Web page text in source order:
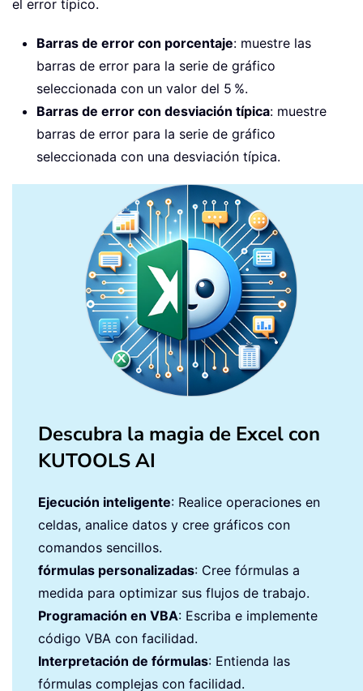
el error típico.
Barras de error con porcentaje: muestre las
barras de error para la serie de gráfico
seleccionada con un valor del 5 %.
Barras de error con desviación típica: muestre
barras de error para la serie de gráfico
seleccionada con una desviación típica.
Descubra la magia de Excel con
KUTOOLS AI
Ejecución inteligente: Realice operaciones en
celdas, analice datos y cree gráficos con
comandos sencillos.
fórmulas personalizadas: Cree fórmulas a
medida para optimizar sus flujos de trabajo.
Programación en VBA: Escriba e implemente
código VBA con facilidad.
Interpretación de fórmulas: Entienda las
fórmulas complejas con facilidad.